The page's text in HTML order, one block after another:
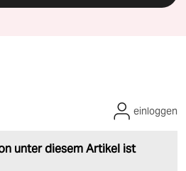
unter diesem Artikel ist
einloggen